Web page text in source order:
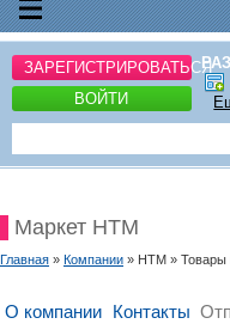
ЗАРЕГИСТРИРОВАТЬСЯ
ВОЙТИ
Маркет НТМ
Главная » Компании » НТМ » Товары
О компании Контакты